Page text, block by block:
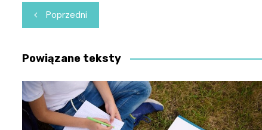
Nawigacja
wpisu
Poprzedni
Powiązane teksty